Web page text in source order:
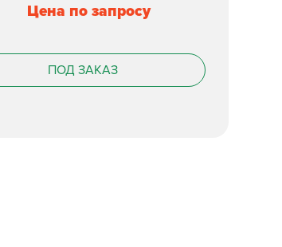
Цена по запросу
ПОД ЗАКАЗ